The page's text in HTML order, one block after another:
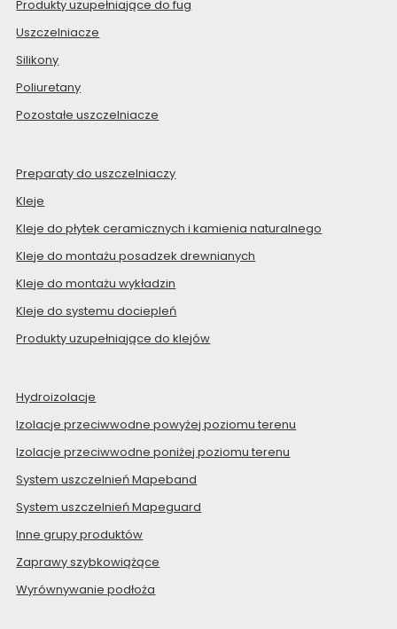
Produkty uzupełniające do fug
Uszczelniacze
Silikony
Poliuretany
Pozostałe uszczelniacze
Preparaty do uszczelniaczy
Kleje
Kleje do płytek ceramicznych i kamienia naturalnego
Kleje do montażu posadzek drewnianych
Kleje do montażu wykładzin
Kleje do systemu dociepleń
Produkty uzupełniające do klejów
Hydroizolacje
Izolacje przeciwwodne powyżej poziomu terenu
Izolacje przeciwwodne poniżej poziomu terenu
System uszczelnień Mapeband
System uszczelnień Mapeguard
Inne grupy produktów
Zaprawy szybkowiążące
Wyrównywanie podłoża